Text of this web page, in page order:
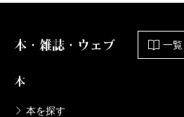
本・雑誌・ウェブ 一覧
本
本を探す